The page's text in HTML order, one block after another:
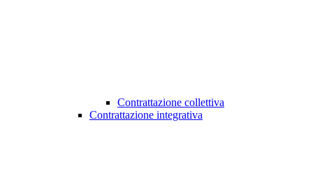
Contrattazione collettiva
Contrattazione integrativa